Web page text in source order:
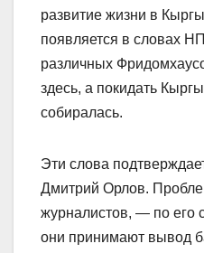
развитие жизни в
появляется в словах
различных
здесь, а покидать
собиралась.
Эти слова
Дмитрий Орлов.
журналистов, — по его
они принимают вывод